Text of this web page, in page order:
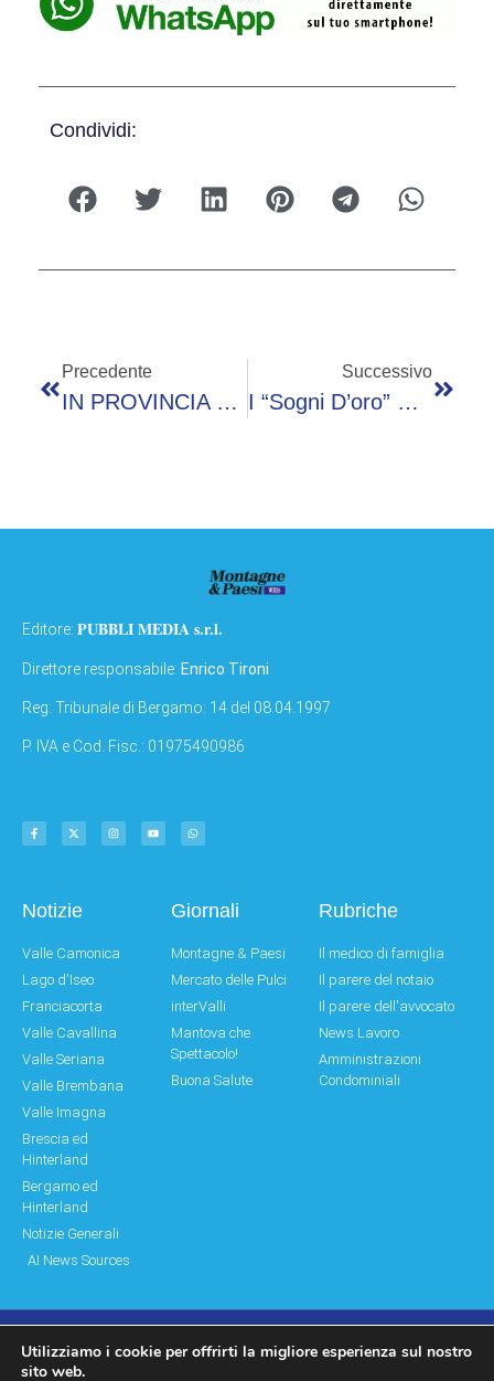
Condividi:
Precedente
IN PROVINCIA DI BERGAMO COMPLETATI I LAVORI POLIS A MEZZOLDO 10:38
Successivo
I “sogni D’oro” Dell’Istituto San Pellegrino: Prima Da Applausi Per La Colomba Allo Zafferano
Editore: PUBBLI MEDIA s.r.l.
Direttore responsabile: Enrico Tironi
Reg: Tribunale di Bergamo: 14 del 08.04.1997
P. IVA e Cod. Fisc.: 01975490986
Notizie
Valle Camonica
Lago d'Iseo
Franciacorta
Valle Cavallina
Valle Seriana
Valle Brembana
Valle Imagna
Brescia ed
Hinterland
Bergamo ed
Hinterland
Notizie Generali
AI News Sources
Giornali
Montagne & Paesi
Mercato delle Pulci
interValli
Mantova che
Spettacolo!
Buona Salute
Rubriche
Il medico di famiglia
Il parere del notaio
Il parere dell'avvocato
News Lavoro
Amministrazioni
Condominiali
© Copyright 2011 – 2026 Montagne & Paesi
Utilizziamo i cookie per offrirti la migliore esperienza sul nostro
sito web.